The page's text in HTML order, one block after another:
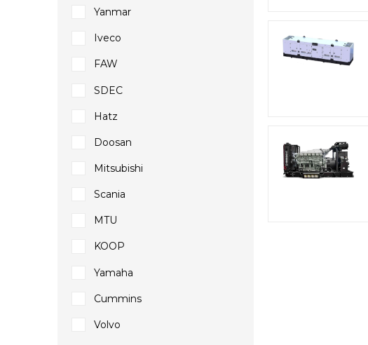
Yanmar
Iveco
FAW
SDEC
Hatz
Doosan
Mitsubishi
Scania
MTU
KOOP
Yamaha
Cummins
Volvo